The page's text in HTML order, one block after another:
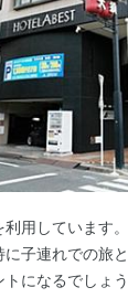
用しています
子連れでの旅
になるでしょ